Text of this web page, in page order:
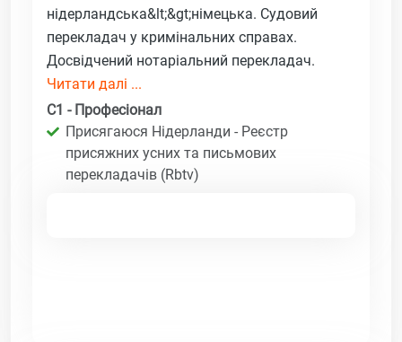
нідерландська&lt;&gt;німецька. Судовий
перекладач у кримінальних справах.
Досвідчений нотаріальний перекладач.
Читати далі ...
C1 - Професіонал
Присягаюся Нідерланди - Реєстр
присяжних усних та письмових
перекладачів (Rbtv)